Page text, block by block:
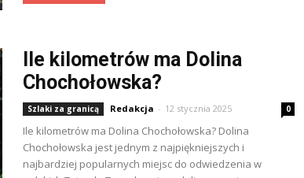
Ile kilometrów ma Dolina
Chochołowska?
Szlaki za granicą Redakcja - 12 stycznia 2025 0
Ile kilometrów ma Dolina Chochołowska? Dolina
Chochołowska jest jednym z najpiękniejszych i
najbardziej popularnych miejsc do odwiedzenia w